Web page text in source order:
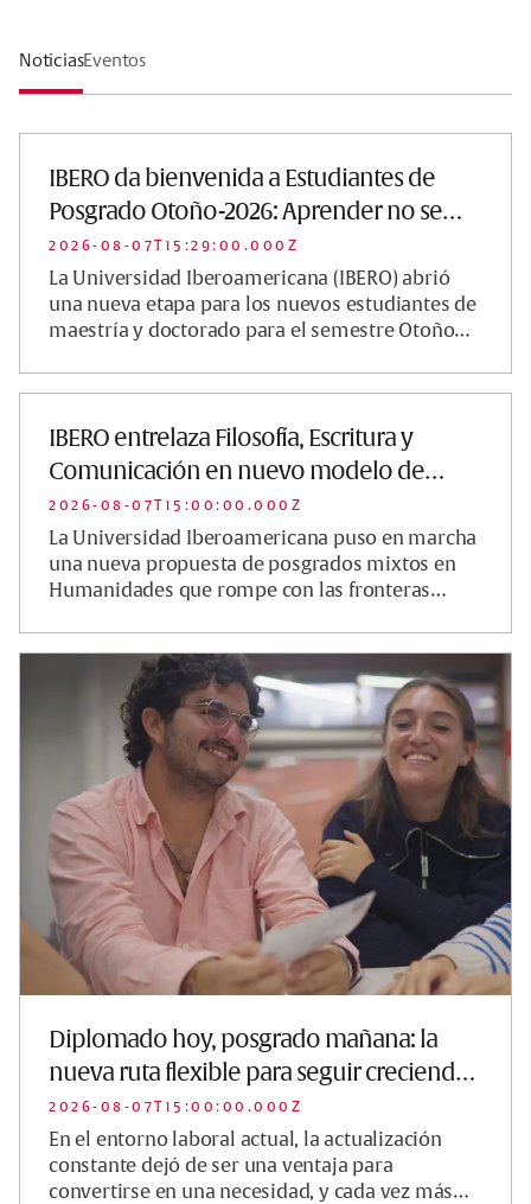
NoticiasEventos
IBERO da bienvenida a Estudiantes de
Posgrado Otoño-2026: Aprender no se
hace en sole…
2026-08-07T15:29:00.000Z
La Universidad Iberoamericana (IBERO) abrió
una nueva etapa para los nuevos estudiantes de
maestría y doctorado para el semestre Otoño
IBERO entrelaza Filosofía, Escritura y
Comunicación en nuevo modelo de
posgrados mixt…
2026-08-07T15:00:00.000Z
La Universidad Iberoamericana puso en marcha
una nueva propuesta de posgrados mixtos en
Humanidades que rompe con las fronteras
Diplomado hoy, posgrado mañana: la
nueva ruta flexible para seguir creciendo
profesio…
2026-08-07T15:00:00.000Z
En el entorno laboral actual, la actualización
constante dejó de ser una ventaja para
convertirse en una necesidad, y cada vez más